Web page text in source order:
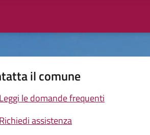
il comune
Leggi le domande frequenti
Richiedi assistenza